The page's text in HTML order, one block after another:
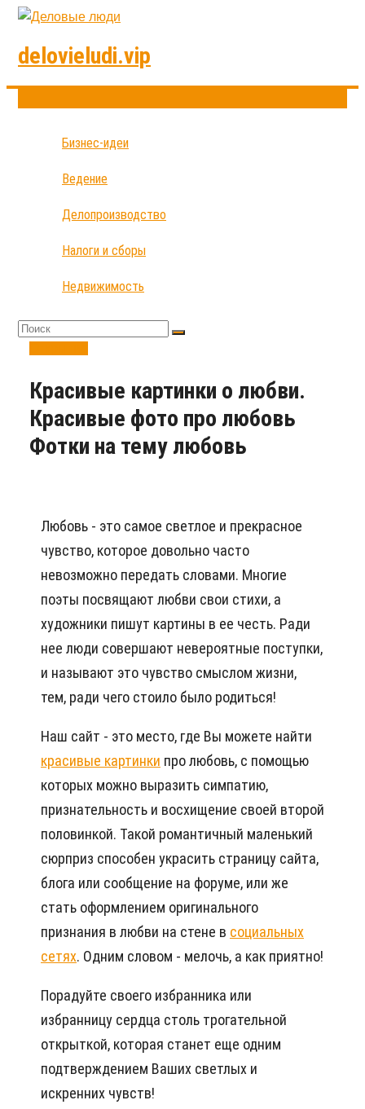
delovieludi.vip
Бизнес-идеи
Ведение
Делопроизводство
Налоги и сборы
Недвижимость
Красивые картинки о любви.
Красивые фото про любовь
Фотки на тему любовь
Любовь - это самое светлое и прекрасное
чувство, которое довольно часто
невозможно передать словами. Многие
поэты посвящают любви свои стихи, а
художники пишут картины в ее честь. Ради
нее люди совершают невероятные поступки,
и называют это чувство смыслом жизни,
тем, ради чего стоило было родиться!
Наш сайт - это место, где Вы можете найти
красивые картинки про любовь, с помощью
которых можно выразить симпатию,
признательность и восхищение своей второй
половинкой. Такой романтичный маленький
сюрприз способен украсить страницу сайта,
блога или сообщение на форуме, или же
стать оформлением оригинального
признания в любви на стене в социальных
сетях. Одним словом - мелочь, а как приятно!
Порадуйте своего избранника или
избранницу сердца столь трогательной
открыткой, которая станет еще одним
подтверждением Ваших светлых и
искренних чувств!